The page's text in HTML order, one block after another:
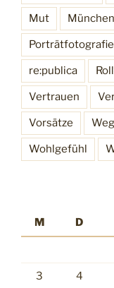
Mut München
Porträtfotografie
re:publica
Vertrauen
Vorsätze
Wohlgefühl
M
D
3 4